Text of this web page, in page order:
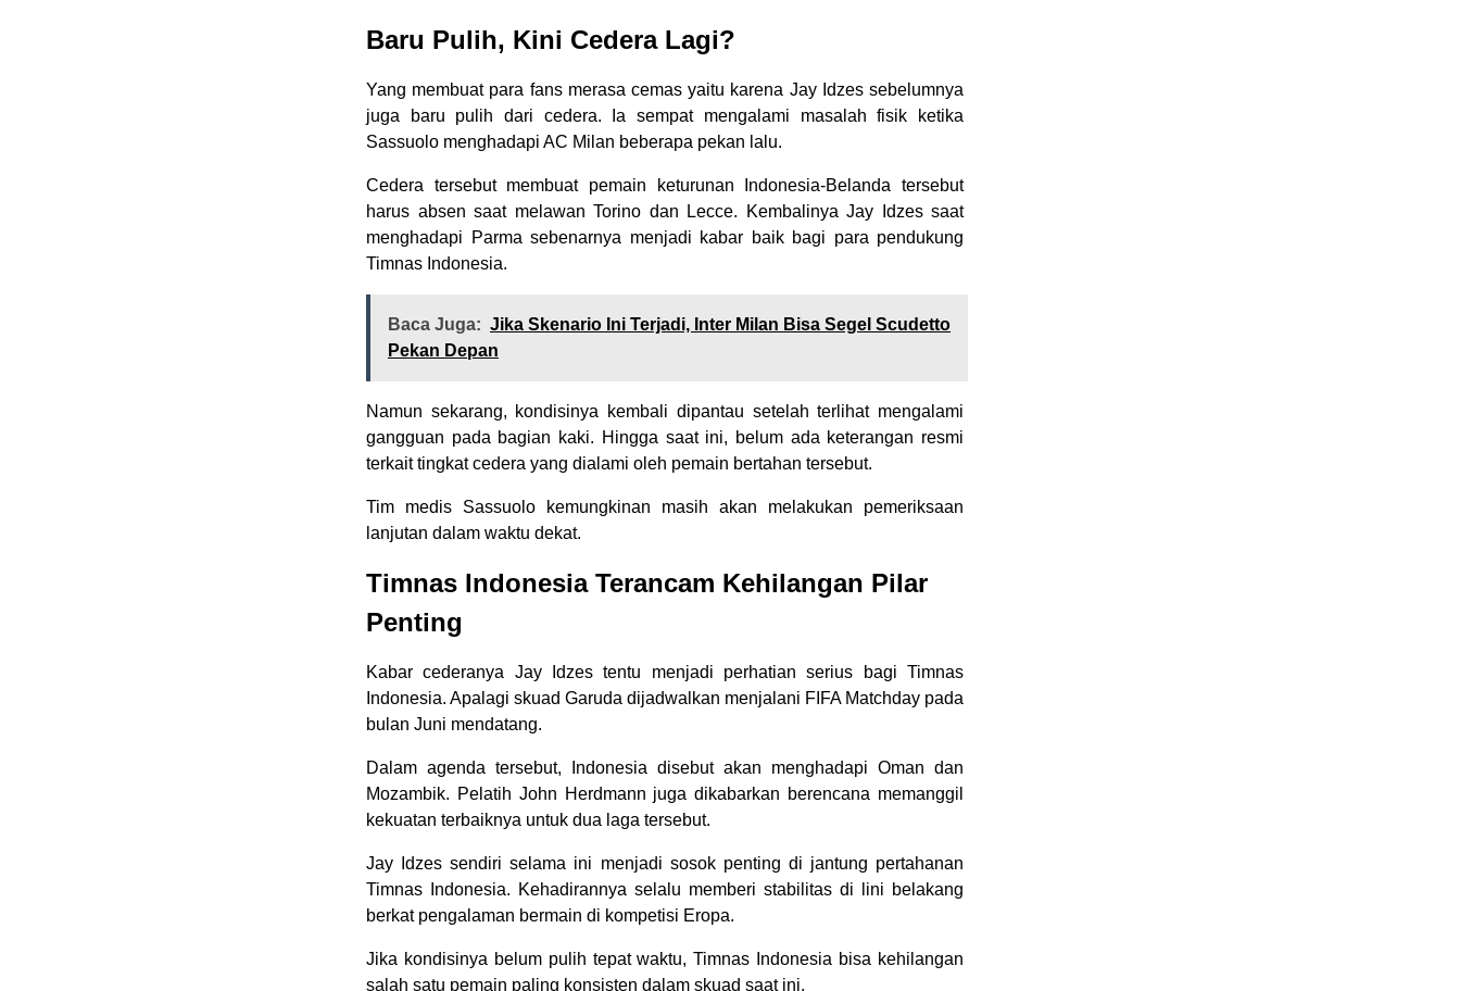
Baru Pulih, Kini Cedera Lagi?
Yang membuat para fans merasa cemas yaitu karena Jay Idzes sebelumnya
juga baru pulih dari cedera. Ia sempat mengalami masalah fisik ketika
Sassuolo menghadapi AC Milan beberapa pekan lalu.
Cedera tersebut membuat pemain keturunan Indonesia-Belanda tersebut
harus absen saat melawan Torino dan Lecce. Kembalinya Jay Idzes saat
menghadapi Parma sebenarnya menjadi kabar baik bagi para pendukung
Timnas Indonesia.
Baca Juga: Jika Skenario Ini Terjadi, Inter Milan Bisa Segel Scudetto
Pekan Depan
Namun sekarang, kondisinya kembali dipantau setelah terlihat mengalami
gangguan pada bagian kaki. Hingga saat ini, belum ada keterangan resmi
terkait tingkat cedera yang dialami oleh pemain bertahan tersebut.
Tim medis Sassuolo kemungkinan masih akan melakukan pemeriksaan
lanjutan dalam waktu dekat.
Timnas Indonesia Terancam Kehilangan Pilar
Penting
Kabar cederanya Jay Idzes tentu menjadi perhatian serius bagi Timnas
Indonesia. Apalagi skuad Garuda dijadwalkan menjalani FIFA Matchday pada
bulan Juni mendatang.
Dalam agenda tersebut, Indonesia disebut akan menghadapi Oman dan
Mozambik. Pelatih John Herdmann juga dikabarkan berencana memanggil
kekuatan terbaiknya untuk dua laga tersebut.
Jay Idzes sendiri selama ini menjadi sosok penting di jantung pertahanan
Timnas Indonesia. Kehadirannya selalu memberi stabilitas di lini belakang
berkat pengalaman bermain di kompetisi Eropa.
Jika kondisinya belum pulih tepat waktu, Timnas Indonesia bisa kehilangan
salah satu pemain paling konsisten dalam skuad saat ini.